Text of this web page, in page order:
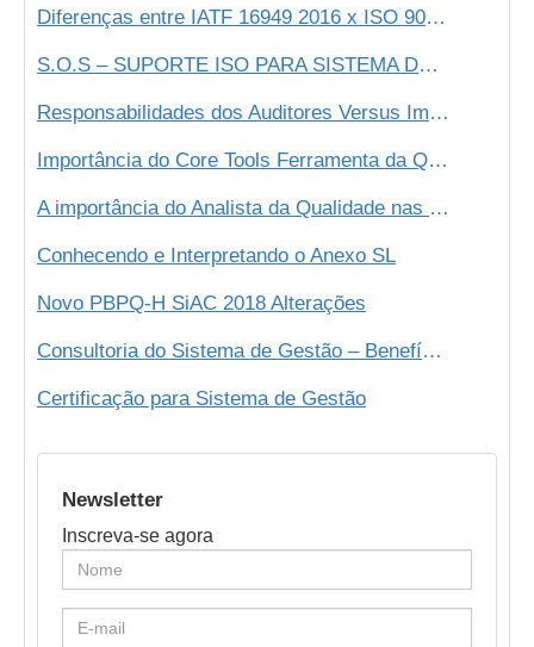
Diferenças entre IATF 16949 2016 x ISO 9001 2015
S.O.S – SUPORTE ISO PARA SISTEMA DE GESTÃO
Responsabilidades dos Auditores Versus Imparcialidade
Importância do Core Tools Ferramenta da Qualidade Automotiva
A importância do Analista da Qualidade nas Empresas
Conhecendo e Interpretando o Anexo SL
Novo PBPQ-H SiAC 2018 Alterações
Consultoria do Sistema de Gestão – Benefícios para sua Organização
Certificação para Sistema de Gestão
Newsletter
Inscreva-se agora